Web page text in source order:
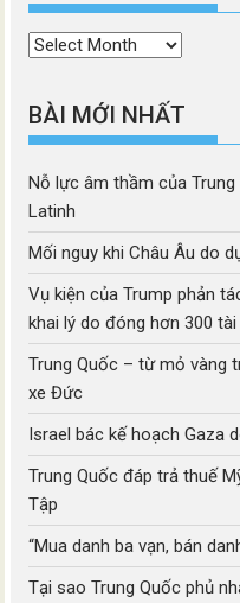
Thời
BÀI MỚI NHẤT
Nỗ lực âm thầm của
Latinh
Mối nguy khi Châu Âu do
Vụ kiện của Trump phản
khai lý do đóng hơn 300
Trung Quốc – từ mỏ vàng
xe Đức
Israel bác kế hoạch Gaza
Trung Quốc đáp trả thuế
Tập
“Mua danh ba vạn, bán
Tại sao Trung Quốc phủ